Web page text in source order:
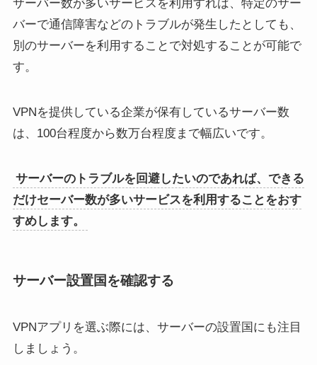
サーバー数が多いサービスを利用すれば、特定のサー
バーで通信障害などのトラブルが発生したとしても、
別のサーバーを利用することで対処することが可能で
す。
VPNを提供している企業が保有しているサーバー数
は、100台程度から数万台程度まで幅広いです。
サーバーのトラブルを回避したいのであれば、できる
だけセーバー数が多いサービスを利用することをおす
すめします。
サーバー設置国を確認する
VPNアプリを選ぶ際には、サーバーの設置国にも注目
しましょう。